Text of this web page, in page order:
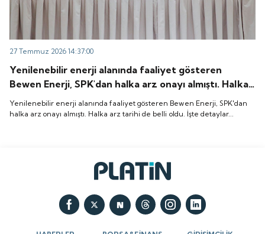
27 Temmuz 2026 14:37:00
Yenilenebilir enerji alanında faaliyet gösteren
Bewen Enerji, SPK'dan halka arz onayı almıştı. Halka
arz tarihi de belli oldu. İşte detaylar...
Yenilenebilir enerji alanında faaliyet gösteren Bewen Enerji, SPK'dan
halka arz onayı almıştı. Halka arz tarihi de belli oldu. İşte detaylar...